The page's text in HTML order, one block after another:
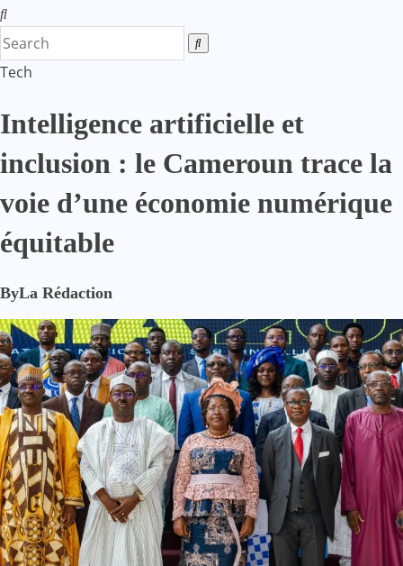
Tech
Intelligence artificielle et
inclusion : le Cameroun trace la
voie d’une économie numérique
équitable
ByLa Rédaction